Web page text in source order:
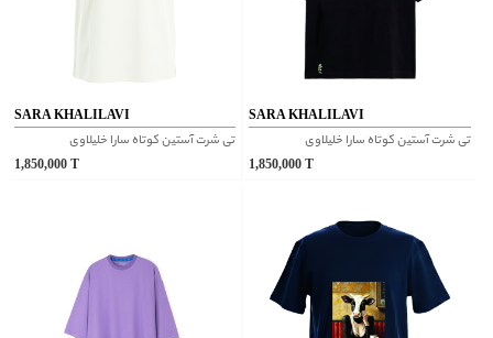
SARA KHALILAVI
تی شرت آستین کوتاه سارا خلیلاوی
1,850,000
SARA KHALILAVI
تی شرت آستین کوتاه سارا خلیلاوی
1,850,000